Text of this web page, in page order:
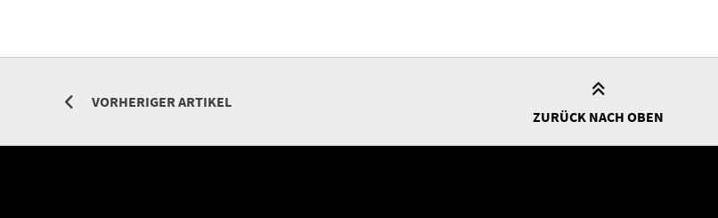
VORHERIGER ARTIKEL
ZURÜCK NACH OBEN